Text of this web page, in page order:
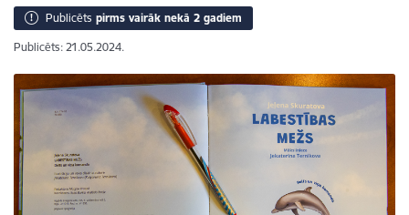
Publicēts pirms vairāk nekā 2 gadiem
Publicēts: 21.05.2024.